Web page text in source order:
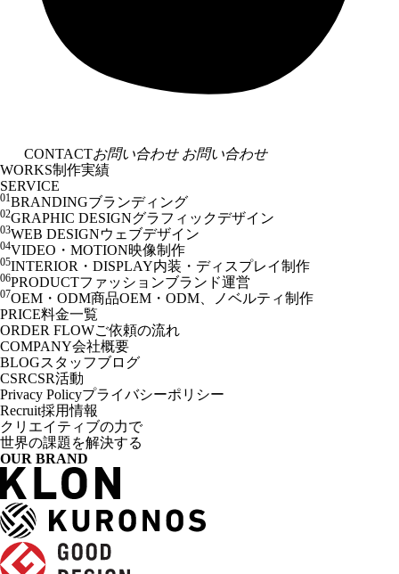
CONTACTお問い合わせ お問い合わせ
WORKS制作実績
SERVICE
01BRANDINGブランディング
02GRAPHIC DESIGNグラフィックデザイン
03WEB DESIGNウェブデザイン
04VIDEO・MOTION映像制作
05INTERIOR・DISPLAY内装・ディスプレイ制作
06PRODUCTファッションブランド運営
07OEM・ODM商品OEM・ODM、ノベルティ制作
PRICE料金一覧
ORDER FLOWご依頼の流れ
COMPANY会社概要
BLOGスタッフブログ
CSRCSR活動
Privacy Policyプライバシーポリシー
Recruit採用情報
クリエイティブの力で
世界の課題を解決する
OUR BRAND